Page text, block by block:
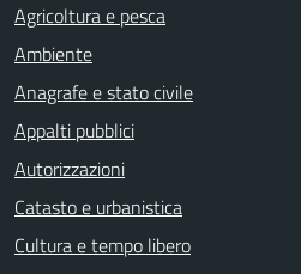
Agricoltura e pesca
Ambiente
Anagrafe e stato civile
Appalti pubblici
Autorizzazioni
Catasto e urbanistica
Cultura e tempo libero